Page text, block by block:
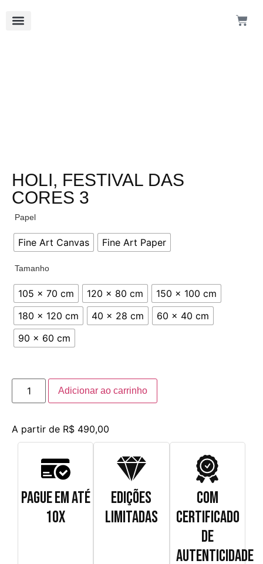
HOLI, FESTIVAL DAS
CORES 3
Papel
Fine Art Canvas Fine Art Paper
Tamanho
105 x 70 cm 120 x 80 cm
150 x 100 cm
180 x 120 cm
40 x 28 cm
60 x 40 cm
90 x 60 cm
Adicionar ao carrinho
A partir de R$ 490,00
PAGUE EM ATÉ
10X
EDIÇÕES
LIMITADAS
COM
CERTIFICADO
DE
AUTENTICIDADE